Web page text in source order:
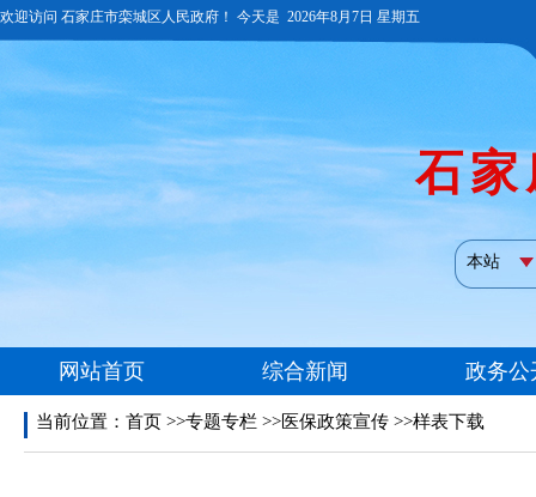
当前位置： 首页 >>专题专栏 >>医保政策宣传 >>样表下载